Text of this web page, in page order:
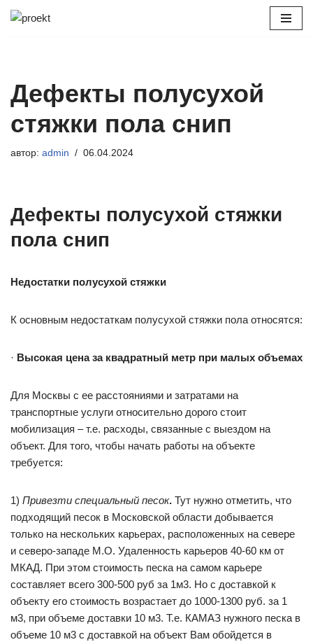
Дефекты полусухой
стяжки пола снип
автор: admin 06.04.2024
Дефекты полусухой стяжки
пола снип
Недостатки полусухой стяжки
К основным недостаткам полусухой стяжки пола относятся:
· Высокая цена за квадратный метр при малых объемах
Для Москвы с ее расстояниями и затратами на
транспортные услуги относительно дорого стоит
мобилизация – т.е. расходы, связанные с выездом на
объект. Для того, чтобы начать работы на объекте
требуется:
1) Привезти специальный песок. Тут нужно отметить, что
подходящий песок в Московской области добывается
только на нескольких карьерах, расположенных на севере
и северо-западе М.О. Удаленность карьеров 40-60 км от
МКАД. При этом стоимость песка на самом карьере
составляет всего 300-500 руб за 1м3. Но с доставкой к
объекту его стоимость возрастает до 1000-1300 руб. за 1
м3, при объеме доставки 10 м3. Т.е. КАМАЗ нужного песка в
объеме 10 м3 с доставкой на объект Вам обойдется в